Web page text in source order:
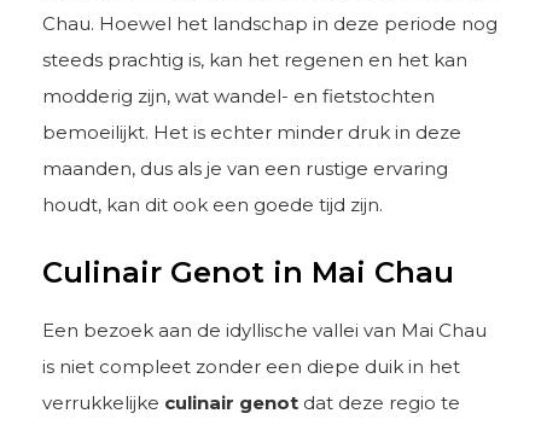
Chau. Hoewel het landschap in deze periode nog
steeds prachtig is, kan het regenen en het kan
modderig zijn, wat wandel- en fietstochten
bemoeilijkt. Het is echter minder druk in deze
maanden, dus als je van een rustige ervaring
houdt, kan dit ook een goede tijd zijn.
Culinair Genot in Mai Chau
Een bezoek aan de idyllische vallei van Mai Chau
is niet compleet zonder een diepe duik in het
verrukkelijke culinair genot dat deze regio te